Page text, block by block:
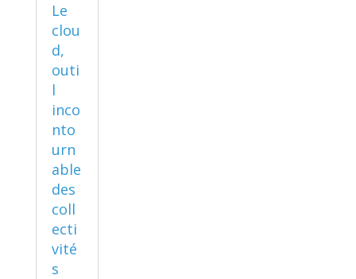
Le
clou
d,
outi
l
inco
nto
urn
able
des
coll
ecti
vité
s